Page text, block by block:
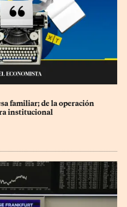
familiar; de la operación
institucional